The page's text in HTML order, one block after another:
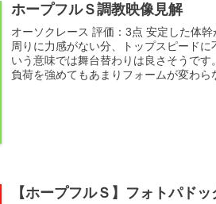
ホープフルＳ調教映像見解
オーソクレース 評価：3点 安定した体
周りに力感がない分、トップスピードに
いう意味では舞台替わりは良さそうで
負荷を強めてもあまりフォームが変わら
【ホープフルＳ】フォトパド